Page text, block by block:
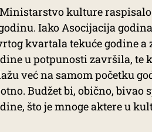
kulture
Iako Asocijacija
kvartala tekuće godine
u potpunosti završila,
već na samom početku
Budžet bi, obično, bivao
što je mnoge aktere u